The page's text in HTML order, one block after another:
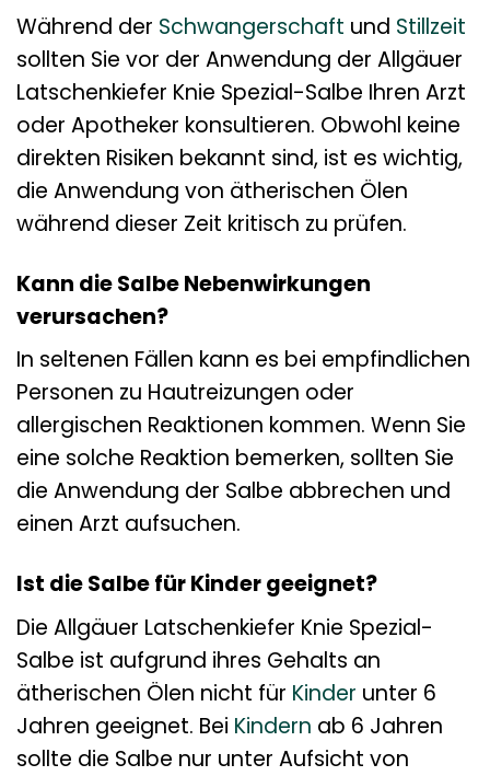
Während der Schwangerschaft und Stillzeit
sollten Sie vor der Anwendung der Allgäuer
Latschenkiefer Knie Spezial-Salbe Ihren Arzt
oder Apotheker konsultieren. Obwohl keine
direkten Risiken bekannt sind, ist es wichtig,
die Anwendung von ätherischen Ölen
während dieser Zeit kritisch zu prüfen.
Kann die Salbe Nebenwirkungen
verursachen?
In seltenen Fällen kann es bei empfindlichen
Personen zu Hautreizungen oder
allergischen Reaktionen kommen. Wenn Sie
eine solche Reaktion bemerken, sollten Sie
die Anwendung der Salbe abbrechen und
einen Arzt aufsuchen.
Ist die Salbe für Kinder geeignet?
Die Allgäuer Latschenkiefer Knie Spezial-
Salbe ist aufgrund ihres Gehalts an
ätherischen Ölen nicht für Kinder unter 6
Jahren geeignet. Bei Kindern ab 6 Jahren
sollte die Salbe nur unter Aufsicht von